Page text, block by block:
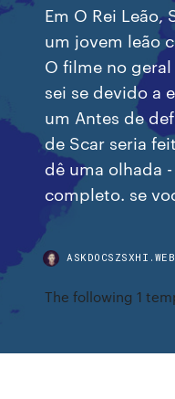
Em O Rei Leão,
um jovem leão
O filme no
sei se devido a
um Antes de
de Scar seria
dê uma olhada
completo. se
The following 1